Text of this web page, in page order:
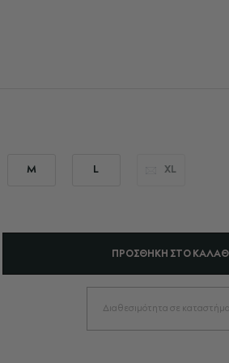
M L XL
ΠΡΟΣΘΉΚΗ ΣΤΟ
Διαθεσιμότητα σε